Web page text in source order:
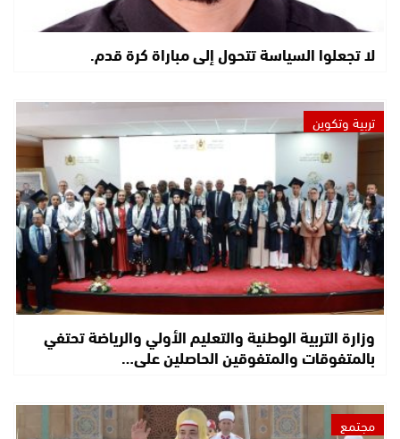
لا تجعلوا السياسة تتحول إلى مباراة كرة قدم.
تربية وتكوين
وزارة التربية الوطنية والتعليم الأولي والرياضة تحتفي
بالمتفوقات والمتفوقين الحاصلين على…
مجتمع